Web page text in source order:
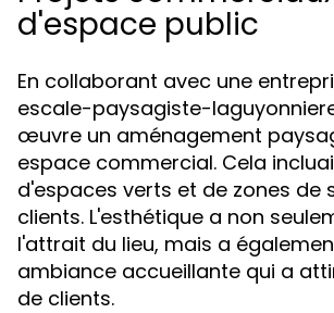
d'espace public
En collaborant avec une
escale-paysagiste-
œuvre un aménagement
espace commercial. Cela
d'espaces verts et de zones de
clients. L'esthétique a non
l'attrait du lieu, mais a
ambiance accueillante qui a
de clients.